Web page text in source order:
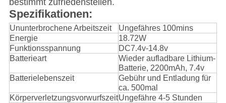
bestimmt zufriedenstellen.
Spezifikationen:
Ununterbrochene Arbeitszeit
Ungefähres 100mins
Energie
18.72W
Funktionsspannung
DC7.4v-14.8v
Batterieart
Wieder aufladbare Lithium-
Batterie, 2200mAh, 7.4v
Batterielebenszeit
Gebühr und Entladung für
ca. 500mal
KörperverletzungsvorwurfszeitUngefähre 4-5 Stunden